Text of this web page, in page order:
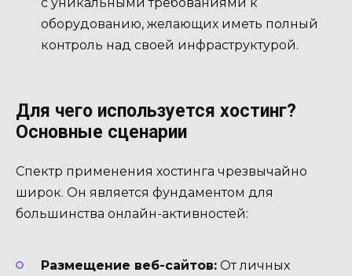
оборудованию, желающих иметь полный
контроль над своей инфраструктурой.
Для чего используется хостинг?
Основные сценарии
Спектр применения хостинга чрезвычайно
широк. Он является фундаментом для
большинства онлайн-активностей:
Размещение веб-сайтов: От личных